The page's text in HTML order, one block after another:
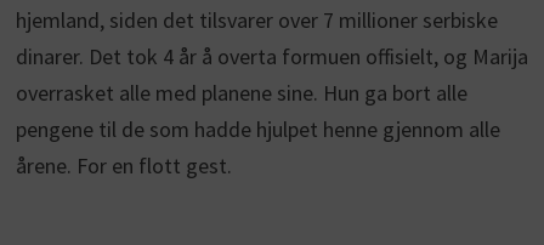
hjemland, siden det tilsvarer over 7 millioner serbiske
dinarer. Det tok 4 år å overta formuen offisielt, og Marija
overrasket alle med planene sine. Hun ga bort alle
pengene til de som hadde hjulpet henne gjennom alle
årene. For en flott gest.